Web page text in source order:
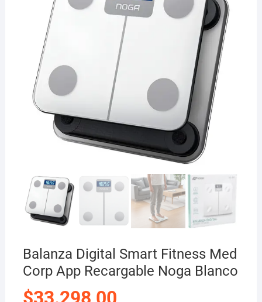
Balanza Digital Smart Fitness Med
Corp App Recargable Noga Blanco